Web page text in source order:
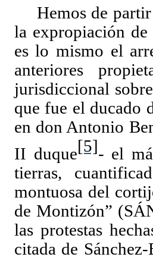
Hemos de
la expropiación
es lo mismo el
anteriores
jurisdiccional
que fue el ducado
en don Antonio
II duque[5]- el
tierras,
montuosa del
de Montizón” (
las protestas
citada de